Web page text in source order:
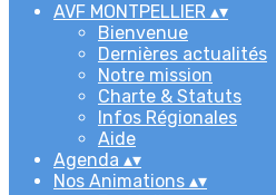
AVF MONTPELLIER ▴▾
Bienvenue
Dernières actualités
Notre mission
Charte & Statuts
Infos Régionales
Aide
Agenda ▴▾
Nos Animations ▴▾